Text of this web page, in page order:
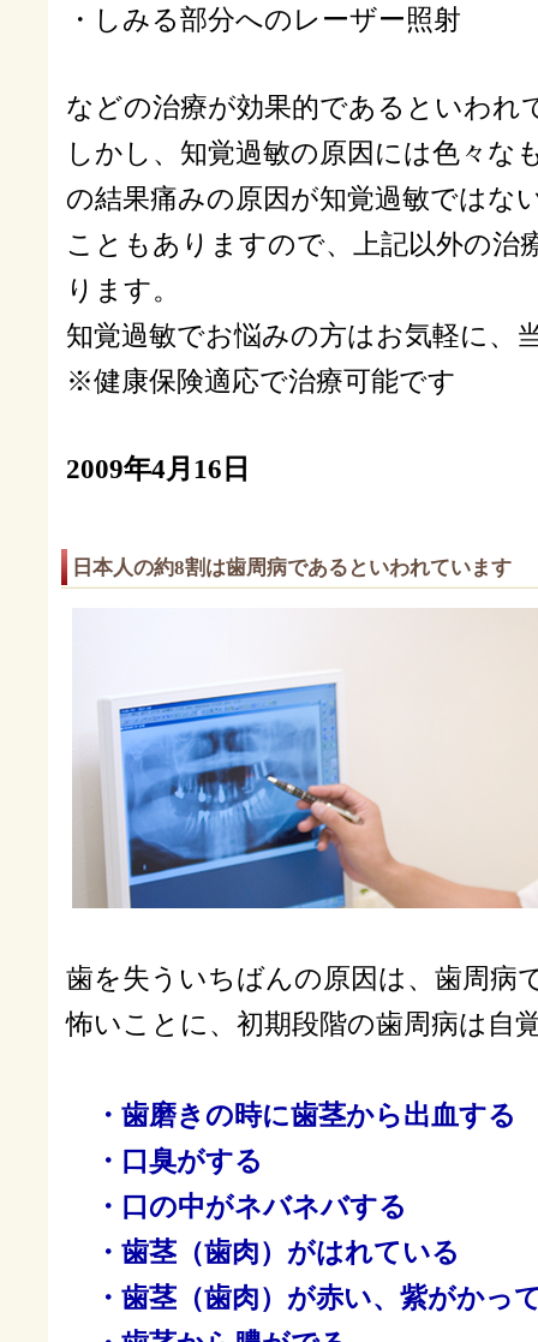
・しみる部分へのレーザー照射
などの治療が効果的であるといわれ
しかし、知覚過敏の原因には色々な
の結果痛みの原因が知覚過敏ではな
こともありますので、上記以外の治
ります。
知覚過敏でお悩みの方はお気軽に、
※健康保険適応で治療可能です
2009年4月16日
日本人の約8割は歯周病であるといわれています
歯を失ういちばんの原因は、歯周病
怖いことに、初期段階の歯周病は自
・歯磨きの時に歯茎から出血する
・口臭がする
・口の中がネバネバする
・歯茎（歯肉）がはれている
・歯茎（歯肉）が赤い、紫がかっ